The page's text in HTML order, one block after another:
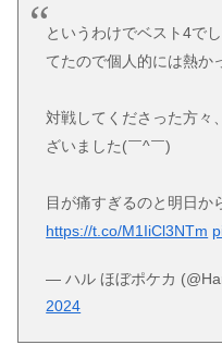
というわけでベスト4で
てたので個人的には熱か
対戦してくださった方々
ざいました(￣^￣)ゞ
目が痛すぎるのと明日か
https://t.co/M1IiCl3NTm
— ハル ほぼポケカ
2024